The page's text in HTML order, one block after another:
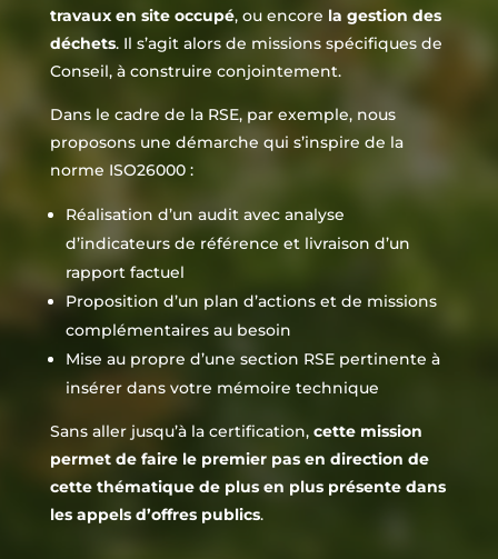
travaux en site occupé, ou encore la gestion des
déchets. Il s’agit alors de missions spécifiques de
Conseil, à construire conjointement.
Dans le cadre de la RSE, par exemple, nous
proposons une démarche qui s’inspire de la
norme ISO26000 :
Réalisation d’un audit avec analyse
d’indicateurs de référence et livraison d’un
rapport factuel
Proposition d’un plan d’actions et de missions
complémentaires au besoin
Mise au propre d’une section RSE pertinente à
insérer dans votre mémoire technique
Sans aller jusqu’à la certification, cette mission
permet de faire le premier pas en direction de
cette thématique de plus en plus présente dans
les appels d’offres publics.